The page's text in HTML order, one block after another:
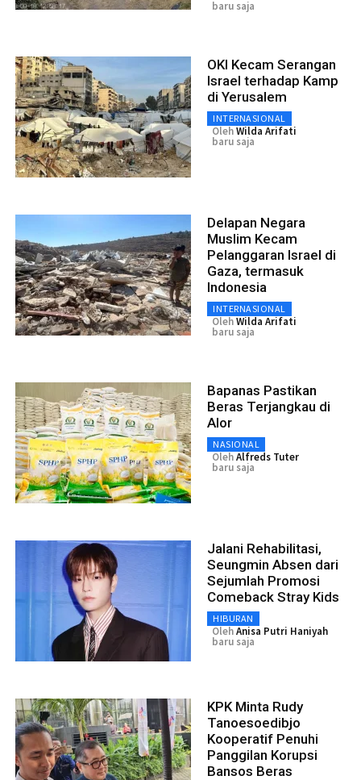
baru saja
OKI Kecam Serangan
Israel terhadap Kamp
di Yerusalem
INTERNASIONAL
OlehWilda Arifati
baru saja
Delapan Negara
Muslim Kecam
Pelanggaran Israel di
Gaza, termasuk
Indonesia
INTERNASIONAL
OlehWilda Arifati
baru saja
Bapanas Pastikan
Beras Terjangkau di
Alor
NASIONAL
OlehAlfreds Tuter
baru saja
Jalani Rehabilitasi,
Seungmin Absen dari
Sejumlah Promosi
Comeback Stray Kids
HIBURAN
OlehAnisa Putri Haniyah
baru saja
KPK Minta Rudy
Tanoesoedibjo
Kooperatif Penuhi
Panggilan Korupsi
Bansos Beras